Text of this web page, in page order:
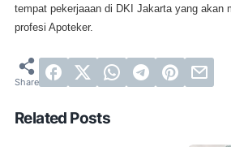
tempat pekerjaaan di DKI Jakarta yang akan
profesi Apoteker.
Related Posts